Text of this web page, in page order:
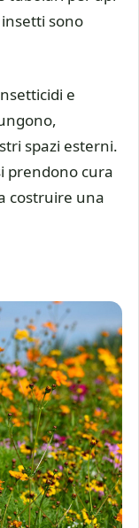
sono
e
spazi esterni.
prendono cura
costruire una